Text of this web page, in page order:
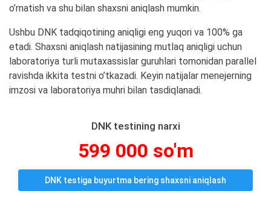
o’rnatish va shu bilan shaxsni aniqlash mumkin.
Ushbu DNK tadqiqotining aniqligi eng yuqori va 100% ga
etadi. Shaxsni aniqlash natijasining mutlaq aniqligi uchun
laboratoriya turli mutaxassislar guruhlari tomonidan parallel
ravishda ikkita testni o’tkazadi. Keyin natijalar menejerning
imzosi va laboratoriya muhri bilan tasdiqlanadi.
DNK testining narxi
599 000 so'm
DNK testiga buyurtma bering shaxsni aniqlash